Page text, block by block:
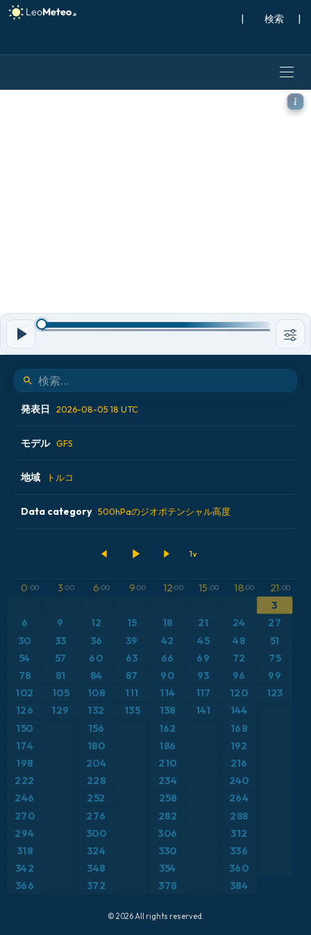
| |
GFS モデル - トルコ,
発表日 2026-08-05 18 UTC
2026-08-05 00 UTC
2026-08-05 06 UTC
2026-08-05 12 UTC
モデル GFS
ALADIN CZ 2.3 km
ECMWF AIFS [AI]
ICON ドイツ 2 km
地域 トルコ
アイスランド
イタリア
オーストリア
ギリシャ
スイス
スカンジナビア
スペイン
トルコ
Data category 500hPaのジオポテンシャル高度
気温異常（2m）
気温異常（850hPa）
気温（2m）
気温（850hPa）
積雪深
突風
突風（最大）
0 :00 3:00 6:00 9:00 12:00 15 :00 18:00 21:00
3
6
9 12 15 18 21 24 27
30 33 36 39 42 45 48
51
54
57 60 63 66 69 72 75
78 81 84 87 90 93 96
99
102
105 108 111 114 117 120
123
126
129 132 135 138 141
144
150
156 162
168
174
180 186
192
198
204 210 216
222 228 234 240
246 252 258
264
270
276 282
288
294
300 306
312
318
324 330 336
342 348 354 360
366 372 378 384
© 2026 All rights reserved.